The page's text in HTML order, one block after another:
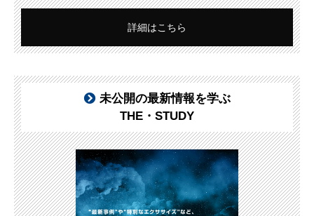
詳細はこちら
未公開の最新情報を学ぶ
THE・STUDY